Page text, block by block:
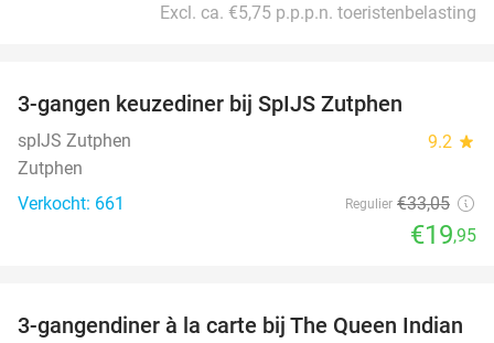
Excl. ca. €5,75 p.p.p.n. toeristenbelasting
3-gangen keuzediner bij SpIJS Zutphen
spIJS Zutphen 9.2 star
Zutphen
Verkocht: 661
Regulier €33,05
€19,95
20%
3-gangendiner à la carte bij The Queen Indian